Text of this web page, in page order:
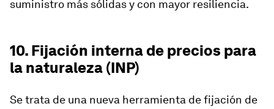
suministro más sólidas y con mayor resiliencia.
10. Fijación interna de precios para
la naturaleza (INP)
Se trata de una nueva herramienta de fijación de